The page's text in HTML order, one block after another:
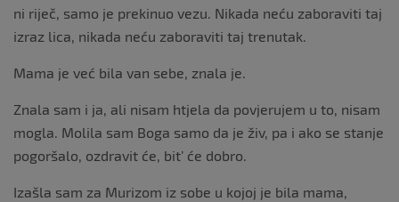
ni riječ, samo je prekinuo vezu. Nikada neću zaboraviti taj
izraz lica, nikada neću zaboraviti taj trenutak.
Mama je već bila van sebe, znala je.
Znala sam i ja, ali nisam htjela da povjerujem u to, nisam
mogla. Molila sam Boga samo da je živ, pa i ako se stanje
pogoršalo, ozdravit će, bit’ će dobro.
Izašla sam za Murizom iz sobe u kojoj je bila mama,